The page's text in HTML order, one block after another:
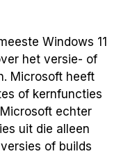
Windows 11
het versie- of
Microsoft heeft
of kernfuncties
echter
uit die alleen
of builds